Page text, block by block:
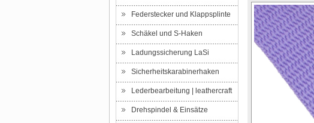
Federstecker und Klappsplinte
Schäkel und S-Haken
Ladungssicherung LaSi
Sicherheitskarabinerhaken
Lederbearbeitung | leathercraft
Drehspindel & Einsätze